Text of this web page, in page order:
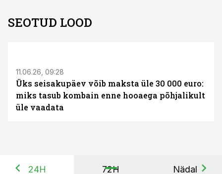
SEOTUD LOOD
11.06.26, 09:28
Üks seisakupäev võib maksta üle 30 000 euro:
miks tasub kombain enne hooaega põhjalikult
üle vaadata
24H 72H Nädal